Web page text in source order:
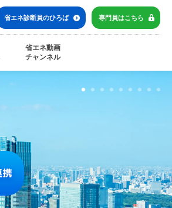
省エネ診断員のひろば 専門員はこちら
省エネ動画
チャンネル